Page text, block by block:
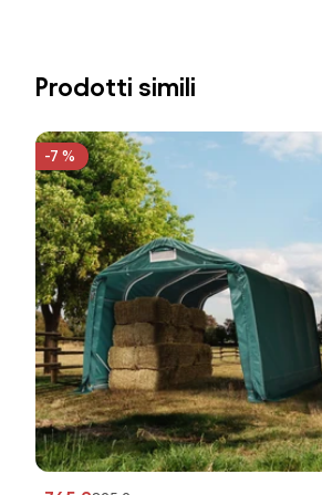
Prodotti simili
-7 %